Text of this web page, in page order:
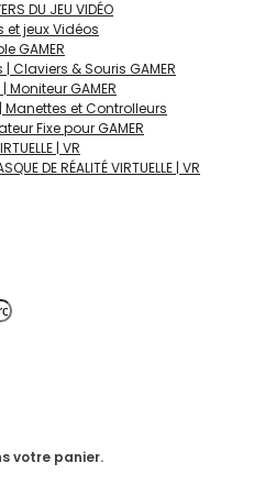
DU JEU VIDÉO
et jeux Vidéos
GAMER
Claviers & Souris GAMER
Moniteur GAMER
Manettes et Controlleurs
Fixe pour GAMER
| VR
DE RÉALITÉ VIRTUELLE | VR
votre panier.